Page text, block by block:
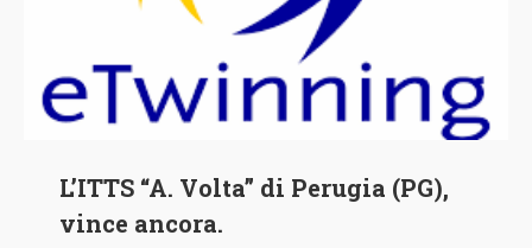
L’ITTS “A. Volta” di Perugia (PG),
vince ancora.